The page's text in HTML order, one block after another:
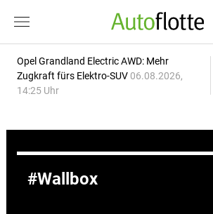
Opel Grandland Electric AWD: Mehr
Zugkraft fürs Elektro-SUV 06.08.2026,
14:25 Uhr
Wallbox